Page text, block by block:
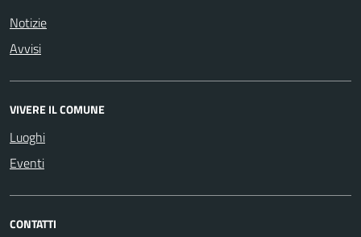
Notizie
Avvisi
VIVERE IL COMUNE
Luoghi
Eventi
CONTATTI